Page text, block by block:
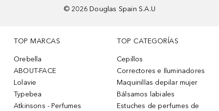
© 2026 Douglas Spain S.A.U
TOP MARCAS
Orebella
ABOUT-FACE
Lolavie
Typebea
Atkinsons - Perfumes
TOP CATEGORÍAS
Cepillos
Correctores e Iluminadores
Maquinillas depilar mujer
Bálsamos labiales
Estuches de perfumes de